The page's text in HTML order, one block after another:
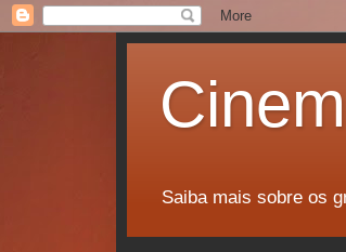
Saiba mais sobre os